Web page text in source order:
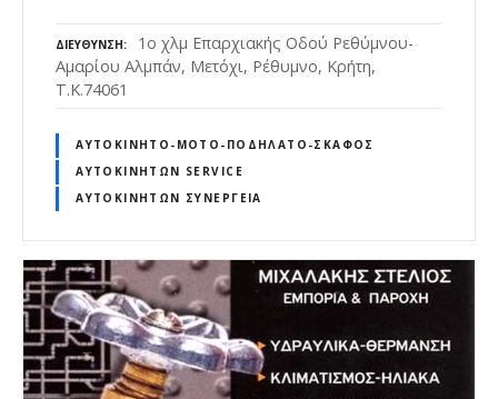
ΔΙΕΎΘΥΝΣΗ
1ο χλμ Επαρχιακής Οδού Ρεθύμνου-
Αμαρίου Αλμπάν, Μετόχι, Ρέθυμνο, Κρήτη,
Τ.Κ.74061
ΑΥΤΟΚΊΝΗΤΟ-ΜΌΤΟ-ΠΟΔΉΛΑΤΟ-ΣΚΆΦΟΣ
ΑΥΤΟΚΙΝΉΤΩΝ SERVICE
ΑΥΤΟΚΙΝΉΤΩΝ ΣΥΝΕΡΓΕΊΑ